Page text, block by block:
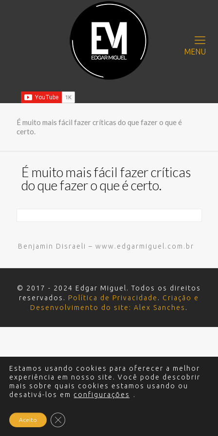
MENU
É muito mais fácil fazer críticas do que fazer o que é
certo.
É muito mais fácil fazer críticas
do que fazer o que é certo.
Benjamin Disraeli – www.edgarmiguel.com.br
© 2017 - 2024 Edgar Miguel. Todos os direitos
reservados. Política de Privacidade . Criação e
Desenvolvimento do site: Alex Sanches .
Estamos usando cookies para oferecer a melhor
experiência em nosso site. Você pode descobrir
mais sobre quais cookies estamos usando ou
desativá-los em configurações .
Aceito Close GDPR Cookie Banner